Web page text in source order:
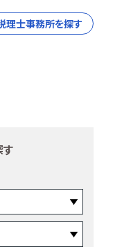
理士事務所を探す